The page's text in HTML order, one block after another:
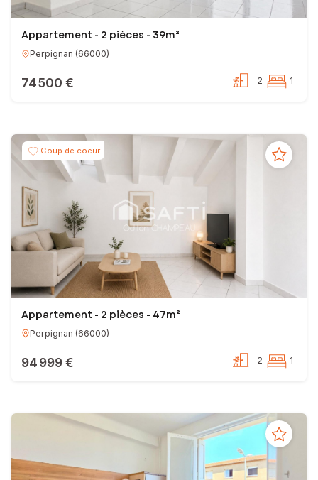
Appartement - 2 pièces - 39m²
Perpignan (66000)
74 500 € 2 1
Coup de coeur
Appartement - 2 pièces - 47m²
Perpignan (66000)
94 999 € 2 1